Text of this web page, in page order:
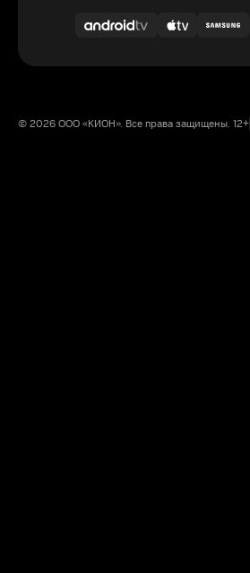
© 2026 ООО «КИОН». Все права защищены. 12+